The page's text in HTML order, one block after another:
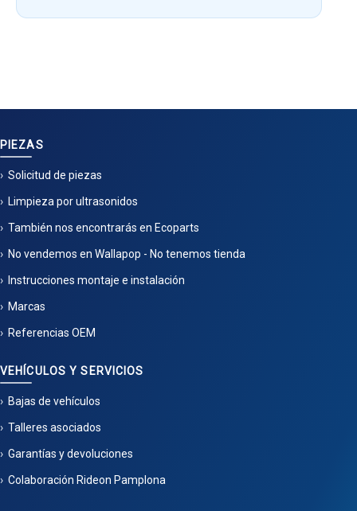
PIEZAS
Solicitud de piezas
Limpieza por ultrasonidos
También nos encontrarás en Ecoparts
No vendemos en Wallapop - No tenemos tienda
Instrucciones montaje e instalación
Marcas
Referencias OEM
VEHÍCULOS Y SERVICIOS
Bajas de vehículos
Talleres asociados
Garantías y devoluciones
Colaboración Rideon Pamplona